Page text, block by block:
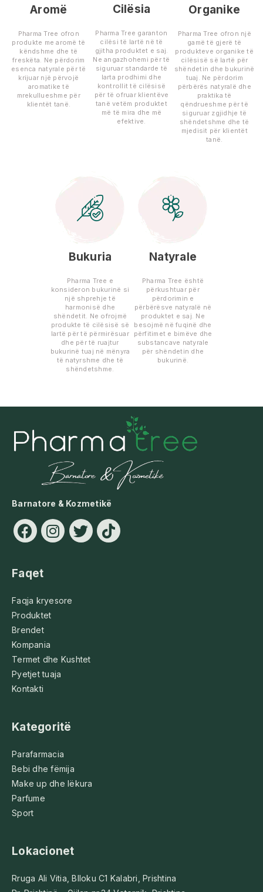
Aromë
Pharma Tree ofron
produkte me aromë të
këndshme dhe të
freskëta. Ne përdorim
esenca natyrale për të
krijuar një përvojë
aromatike të
mrekullueshme për
klientët tanë.
Cilësia
Pharma Tree garanton
cilësi të lartë në të
gjitha produktet e saj.
Ne angazhohemi për të
siguruar standarde të
larta prodhimi dhe
kontrollit të cilësisë
për të ofruar klientëve
tanë vetëm produktet
më të mira dhe më
efektive.
Organike
Pharma Tree ofron një
gamë të gjerë të
produkteve organike të
cilësisë së lartë për
shëndetin dhe bukurinë
tuaj. Ne përdorim
përbërës natyralë dhe
praktika të
qëndrueshme për të
siguruar zgjidhje të
shëndetshme dhe të
mjedisit për klientët
tanë.
Bukuria
Pharma Tree e
konsideron bukurinë si
një shprehje të
harmonisë dhe
shëndetit. Ne ofrojmë
produkte të cilësisë së
lartë për të përmirësuar
dhe për të ruajtur
bukurinë tuaj në mënyra
të natyrshme dhe të
shëndetshme.
Natyrale
Pharma Tree është
përkushtuar për
përdorimin e
përbërësve natyralë në
produktet e saj. Ne
besojmë në fuqinë dhe
përfitimet e bimëve dhe
substancave natyrale
për shëndetin dhe
bukurinë.
Barnatore & Kozmetikë
Faqet
Faqja kryesore
Produktet
Brendet
Kompania
Termet dhe Kushtet
Pyetjet tuaja
Kontakti
Kategoritë
Parafarmacia
Bebi dhe fëmija
Make up dhe lëkura
Parfume
Sport
Lokacionet
Rruga Ali Vitia, Blloku C1 Kalabri, Prishtina